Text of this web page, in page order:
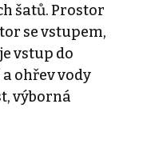
šatů. Prostor
se vstupem,
vstup do
ohřev vody
výborná